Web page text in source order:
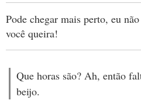
Pode chegar mais perto, eu
você queira!
Que horas são? Ah, então
beijo.